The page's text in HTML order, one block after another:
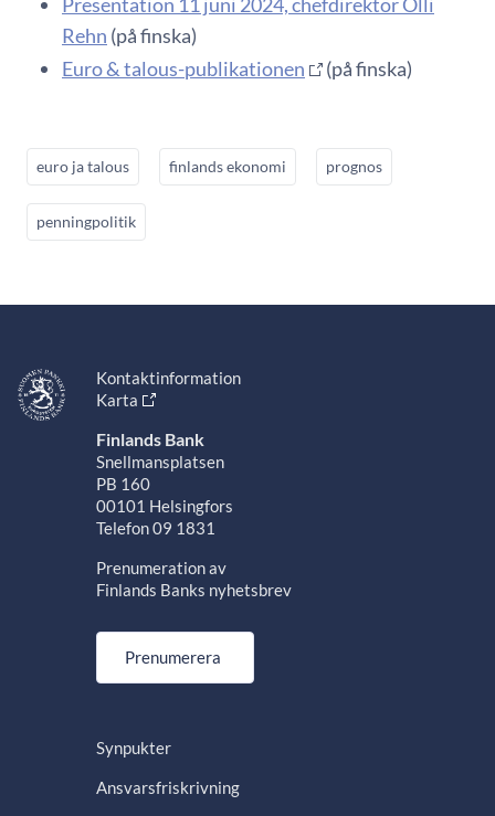
Rehn (på finska)
Euro & talous-publikationen
(på finska)
euro ja talous finlands ekonomi prognos
penningpolitik
Kontaktinformation
Karta
Finlands Bank
Snellmansplatsen
PB 160
00101 Helsingfors
Telefon 09 1831
Prenumeration av
Finlands Banks nyhetsbrev
Prenumerera
Synpukter
Ansvarsfriskrivning